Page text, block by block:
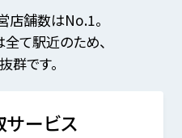
店舗数はNo.1。
て駅近のため、
群です。
ービス